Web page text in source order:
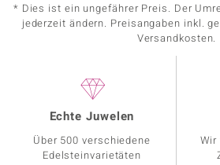
* Dies ist ein ungefährer Preis. Der
jederzeit ändern. Preisangaben inkl.
Versandkosten.
Echte Juwelen
Über 500 verschiedene
Edelsteinvarietäten